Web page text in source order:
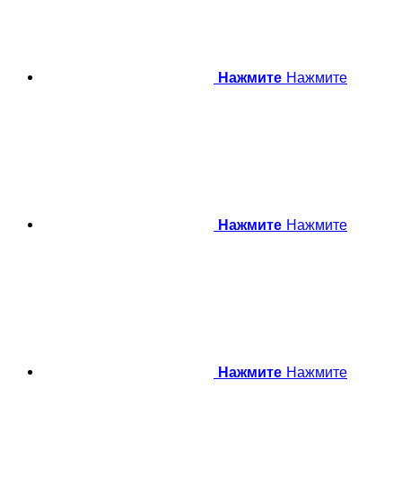
Нажмите Нажмите
Нажмите Нажмите
Нажмите Нажмите